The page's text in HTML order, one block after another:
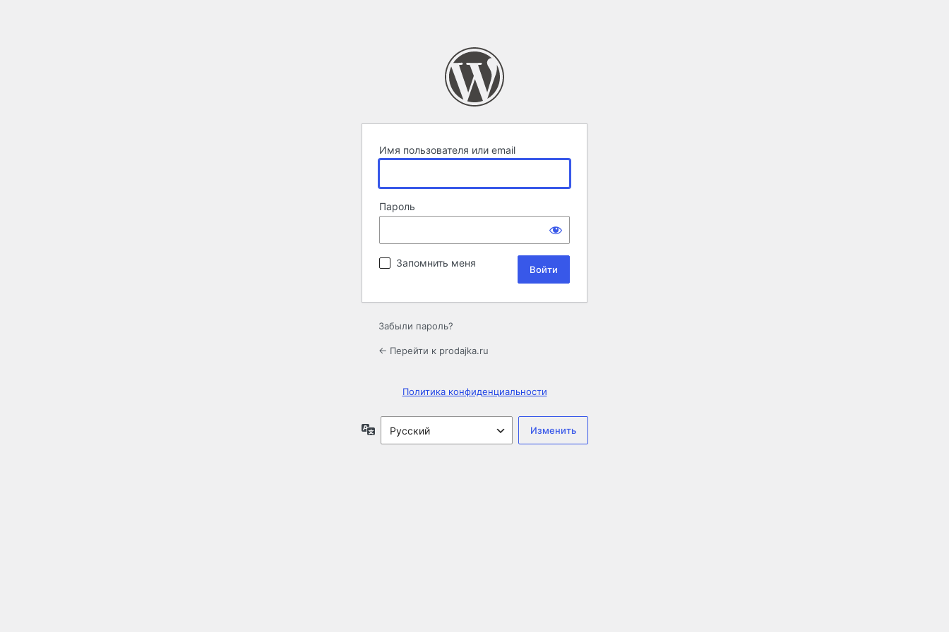
Имя пользователя или email
Пароль
Запомнить меня
Забыли пароль?
← Перейти к prodajka.ru
Политика конфиденциальности
Язык